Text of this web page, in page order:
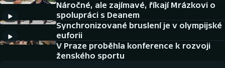
Americký fotbal
Baseball a softbal
NEPŘEHLÉDNĚTE
Historické návraty
Náročné, ale zajímavé, říkají Mrázkovi o
spolupráci s Deanem
Synchronizované bruslení je v olympijské
euforii
V Praze proběhla konference k rozvoji
ženského sportu